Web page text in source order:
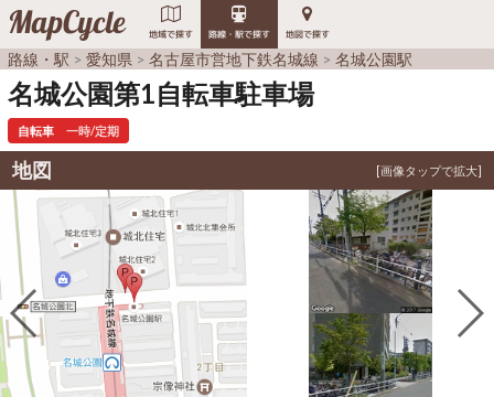
MapCycle 地域で探す 路線・駅で探す 地図で探す
路線・駅 愛知県 名古屋市営地下鉄名城線 名城公園駅
名城公園第1自転車駐車場
自転車 一時/定期
地図